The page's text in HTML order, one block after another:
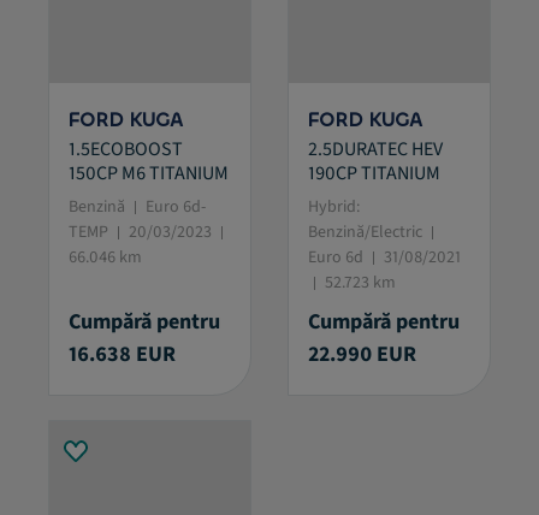
FORD KUGA
1.5ECOBOOST
150CP M6 TITANIUM
Benzină
Euro 6d-
TEMP
20/03/2023
66.046 km
Cumpără pentru
16.638 EUR
FORD KUGA
2.5DURATEC HEV
190CP TITANIUM
Hybrid:
Benzină/Electric
Euro 6d
31/08/2021
52.723 km
Cumpără pentru
22.990 EUR